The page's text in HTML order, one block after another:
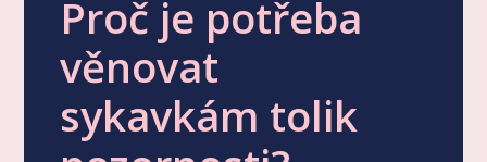
Proč je potřeba
věnovat
sykavkám tolik